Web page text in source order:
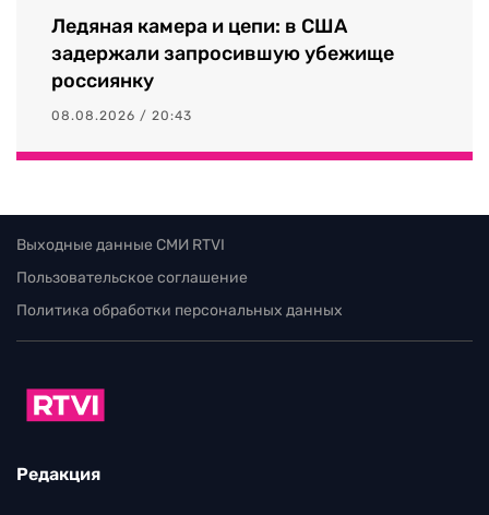
Ледяная камера и цепи: в США
задержали запросившую убежище
россиянку
08.08.2026 / 20:43
Выходные данные СМИ RTVI
Пользовательское соглашение
Политика обработки персональных данных
Редакция